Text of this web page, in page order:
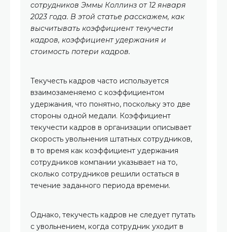
сотрудников Эммы Коллинз от 12 января
2023 года. В этой статье расскажем, как
высчитывать коэффициент текучести
кадров, коэффициент удержания и
стоимость потери кадров.
Текучесть кадров часто используется
взаимозаменяемо с коэффициентом
удержания, что понятно, поскольку это две
стороны одной медали. Коэффициент
текучести кадров в организации описывает
скорость увольнения штатных сотрудников,
в то время как коэффициент удержания
сотрудников компании указывает на то,
сколько сотрудников решили остаться в
течение заданного периода времени.
Однако, текучесть кадров не следует путать
с увольнением, когда сотрудник уходит в